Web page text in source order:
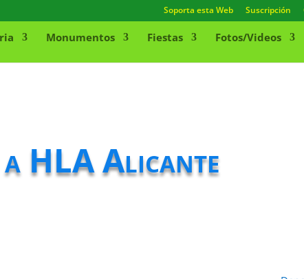
Soporta esta Web Suscripción
Monumentos Fiestas Fotos/Videos
HLA Alicante